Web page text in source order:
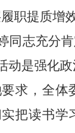
职提质增效
同志充分
动是强化
求，全体
把读书学